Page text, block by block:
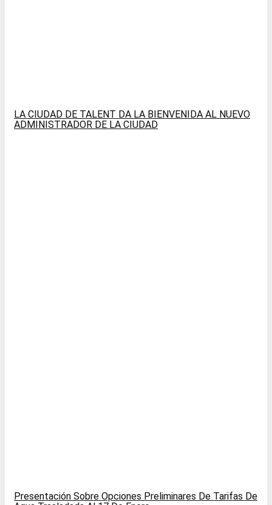
LA CIUDAD DE TALENT DA LA BIENVENIDA AL NUEVO
ADMINISTRADOR DE LA CIUDAD
Presentación Sobre Opciones Preliminares De Tarifas De